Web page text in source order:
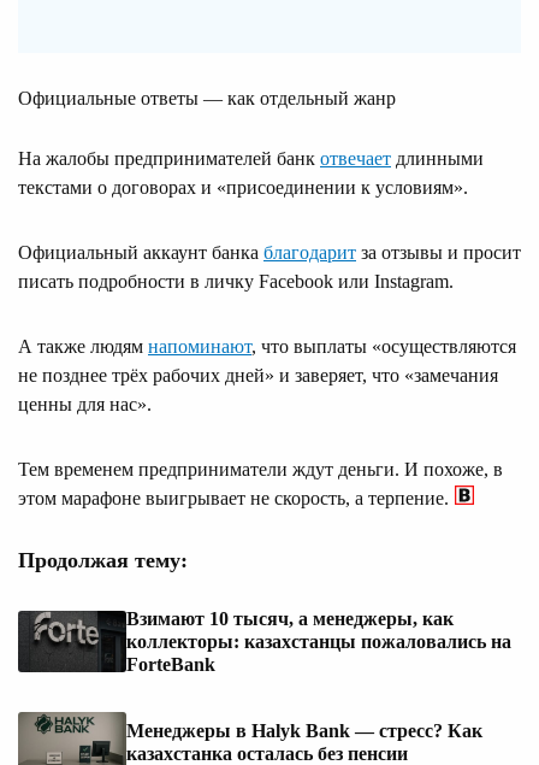
Официальные ответы — как отдельный жанр
На жалобы предпринимателей банк отвечает длинными
текстами о договорах и «присоединении к условиям».
Официальный аккаунт банка благодарит за отзывы и просит
писать подробности в личку Facebook или Instagram.
А также людям напоминают, что выплаты «осуществляются
не позднее трёх рабочих дней» и заверяет, что «замечания
ценны для нас».
Тем временем предприниматели ждут деньги. И похоже, в
этом марафоне выигрывает не скорость, а терпение.
Продолжая тему:
Взимают 10 тысяч, а менеджеры, как
коллекторы: казахстанцы пожаловались на
ForteBank
Менеджеры в Halyk Bank — стресс? Как
казахстанка осталась без пенсии